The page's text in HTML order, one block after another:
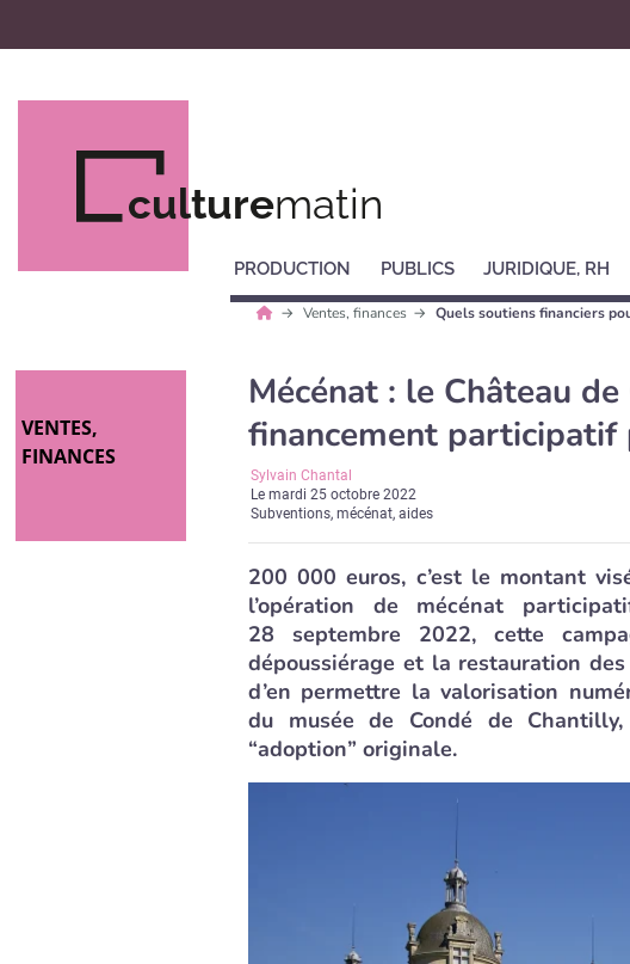
culturematin
PRODUCTION PUBLICS JURIDIQUE, RH
Ventes, finances Quels soutiens financiers
VENTES,
FINANCES
Mécénat : le Château
financement
Sylvain Chantal
Lemardi 25 octobre 2022
Subventions, mécénat, aides
200 000 euros, c’est le montant
l’opération de mécénat
28 septembre 2022, cette
dépoussiérage et la restauration
d’en permettre la valorisation
du musée de Condé de
“adoption” originale.